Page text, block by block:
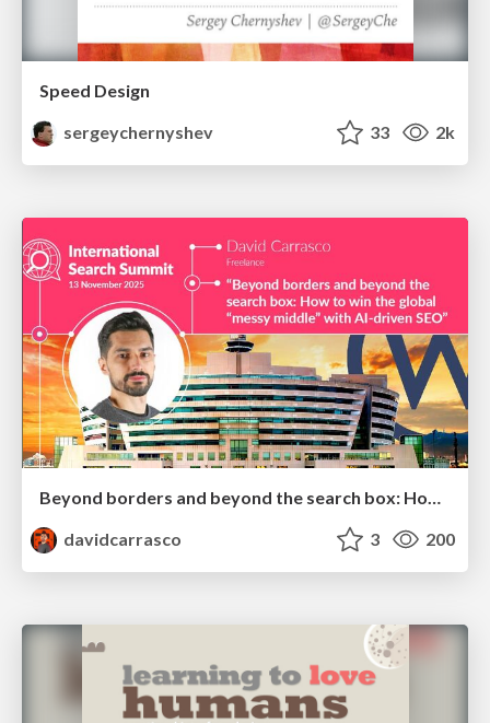
Speed Design
sergeychernyshev
33 2k
Beyond borders and beyond the search box: How to win the global "messy middle" with AI-driven SEO
davidcarrasco
3 200